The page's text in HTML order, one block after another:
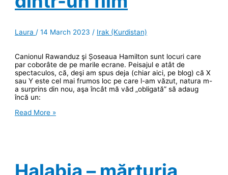
Laura/14 March 2023/ Irak (Kurdistan)
Canionul Rawanduz şi Șoseaua Hamilton sunt locuri care
par coborâte de pe marile ecrane. Peisajul e atât de
spectaculos, că, deşi am spus deja (chiar aici, pe blog) că X
sau Y este cel mai frumos loc pe care l-am văzut, natura m-
a surprins din nou, aşa încât mă văd „obligată” să adaug
încă un:
Kurdistanul
Read More »